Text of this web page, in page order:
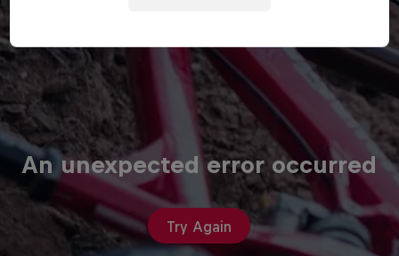
An unexpected error occurred
Try Again